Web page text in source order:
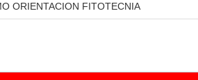
ORIENTACION FITOTECNIA